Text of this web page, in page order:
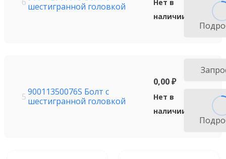
шестигранной головкой
Нет в
наличии
590011350076S Болт с
шестигранной головкой
0,00₽
Нет в
наличии